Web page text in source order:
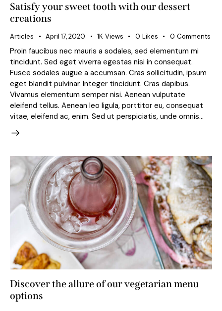
Satisfy your sweet tooth with our dessert
creations
Articles April 17, 2020 1K Views 0 Likes 0 Comments
Proin faucibus nec mauris a sodales, sed elementum mi
tincidunt. Sed eget viverra egestas nisi in consequat.
Fusce sodales augue a accumsan. Cras sollicitudin, ipsum
eget blandit pulvinar. Integer tincidunt. Cras dapibus.
Vivamus elementum semper nisi. Aenean vulputate
eleifend tellus. Aenean leo ligula, porttitor eu, consequat
vitae, eleifend ac, enim. Sed ut perspiciatis, unde omnis…
Discover the allure of our vegetarian menu
options